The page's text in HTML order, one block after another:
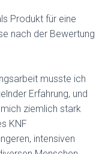
Produkt für eine
nach der Bewertung
musste ich
Erfahrung, und
ziemlich stark
KNF
intensiven